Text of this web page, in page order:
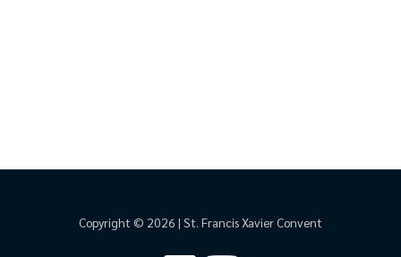
Copyright © 2026 | St. Francis Xavier Convent